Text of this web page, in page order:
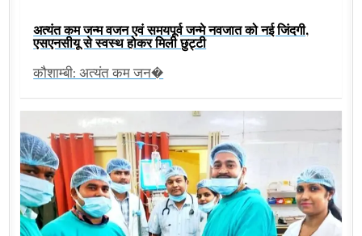
अत्यंत कम जन्म वजन एवं समयपूर्व जन्मे नवजात को नई जिंदगी,
एसएनसीयू से स्वस्थ होकर मिली छुट्टी
कौशाम्बी: अत्यंत कम जन�